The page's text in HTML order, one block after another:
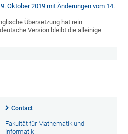
Oktober 2019 mit Änderungen vom 14.
Übersetzung hat rein
Version bleibt die alleinige
Contact
Fakultät für Mathematik und
Informatik